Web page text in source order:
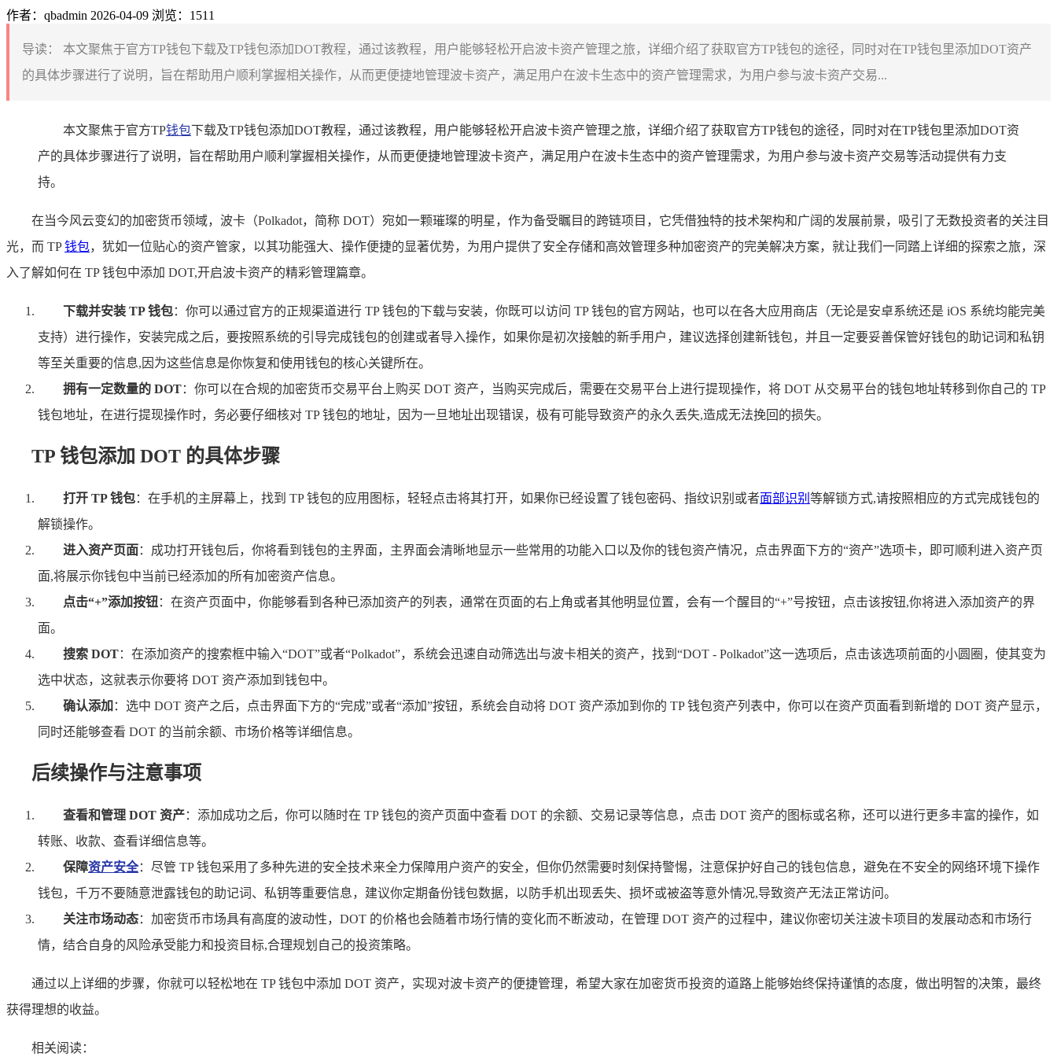
作者：qbadmin 2026-04-09 浏览：1511
导读：
本文聚焦于官方TP钱包下载及TP钱包添加DOT教程，通过该教程，用户能够轻松开启波卡资产管理之旅，详细介绍了获取官方TP钱包的途径，同时对在TP钱包里添加DOT资产
的具体步骤进行了说明，旨在帮助用户顺利掌握相关操作，从而更便捷地管理波卡资产，满足用户在波卡生态中的资产管理需求，为用户参与波卡资产交易...
本文聚焦于官方TP钱包下载及TP钱包添加DOT教程，通过该教程，用户能够轻松开启波卡资产管理之旅，详细介绍了获取官方TP钱包的途径，同时对在TP钱包里添加DOT资
产的具体步骤进行了说明，旨在帮助用户顺利掌握相关操作，从而更便捷地管理波卡资产，满足用户在波卡生态中的资产管理需求，为用户参与波卡资产交易等活动提供有力支
持。
在当今风云变幻的加密货币领域，波卡（Polkadot，简称 DOT）宛如一颗璀璨的明星，作为备受瞩目的跨链项目，它凭借独特的技术架构和广阔的发展前景，吸引了无数投资者的关注目
光，而 TP钱包，犹如一位贴心的资产管家，以其功能强大、操作便捷的显著优势，为用户提供了安全存储和高效管理多种加密资产的完美解决方案，就让我们一同踏上详细的探索之旅，深
入了解如何在 TP 钱包中添加 DOT,开启波卡资产的精彩管理篇章。
下载并安装 TP 钱包：你可以通过官方的正规渠道进行 TP 钱包的下载与安装，你既可以访问 TP 钱包的官方网站，也可以在各大应用商店（无论是安卓系统还是 iOS 系统均能完美
支持）进行操作，安装完成之后，要按照系统的引导完成钱包的创建或者导入操作，如果你是初次接触的新手用户，建议选择创建新钱包，并且一定要妥善保管好钱包的助记词和私钥
等至关重要的信息,因为这些信息是你恢复和使用钱包的核心关键所在。
拥有一定数量的 DOT：你可以在合规的加密货币交易平台上购买 DOT 资产，当购买完成后，需要在交易平台上进行提现操作，将 DOT 从交易平台的钱包地址转移到你自己的 TP
钱包地址，在进行提现操作时，务必要仔细核对 TP 钱包的地址，因为一旦地址出现错误，极有可能导致资产的永久丢失,造成无法挽回的损失。
TP 钱包添加 DOT 的具体步骤
打开 TP 钱包：在手机的主屏幕上，找到 TP 钱包的应用图标，轻轻点击将其打开，如果你已经设置了钱包密码、指纹识别或者面部识别 等解锁方式,请按照相应的方式完成钱包的
解锁操作。
进入资产页面：成功打开钱包后，你将看到钱包的主界面，主界面会清晰地显示一些常用的功能入口以及你的钱包资产情况，点击界面下方的“资产”选项卡，即可顺利进入资产页
面,将展示你钱包中当前已经添加的所有加密资产信息。
点击“+”添加按钮：在资产页面中，你能够看到各种已添加资产的列表，通常在页面的右上角或者其他明显位置，会有一个醒目的“+”号按钮，点击该按钮,你将进入添加资产的界
面。
搜索 DOT：在添加资产的搜索框中输入“DOT”或者“Polkadot”，系统会迅速自动筛选出与波卡相关的资产，找到“DOT - Polkadot”这一选项后，点击该选项前面的小圆圈，使其变为
选中状态，这就表示你要将 DOT 资产添加到钱包中。
确认添加 ：选中 DOT 资产之后，点击界面下方的“完成”或者“添加”按钮，系统会自动将 DOT 资产添加到你的 TP 钱包资产列表中，你可以在资产页面看到新增的 DOT 资产显示，
同时还能够查看 DOT 的当前余额、市场价格等详细信息。
后续操作与注意事项
查看和管理 DOT 资产：添加成功之后，你可以随时在 TP 钱包的资产页面中查看 DOT 的余额、交易记录等信息，点击 DOT 资产的图标或名称，还可以进行更多丰富的操作，如
转账、收款、查看详细信息等。
保障资产安全：尽管 TP 钱包采用了多种先进的安全技术来全力保障用户资产的安全，但你仍然需要时刻保持警惕，注意保护好自己的钱包信息，避免在不安全的网络环境下操作
钱包，千万不要随意泄露钱包的助记词、私钥等重要信息，建议你定期备份钱包数据，以防手机出现丢失、损坏或被盗等意外情况,导致资产无法正常访问。
关注市场动态：加密货币市场具有高度的波动性，DOT 的价格也会随着市场行情的变化而不断波动，在管理 DOT 资产的过程中，建议你密切关注波卡项目的发展动态和市场行
情，结合自身的风险承受能力和投资目标,合理规划自己的投资策略。
通过以上详细的步骤，你就可以轻松地在 TP 钱包中添加 DOT 资产，实现对波卡资产的便捷管理，希望大家在加密货币投资的道路上能够始终保持谨慎的态度，做出明智的决策，最终
获得理想的收益。
相关阅读：